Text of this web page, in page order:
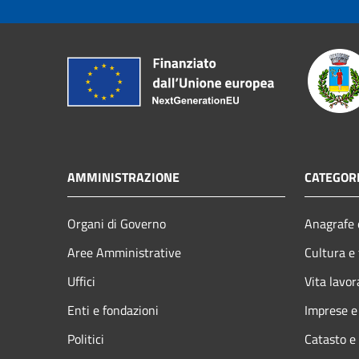
AMMINISTRAZIONE
Organi di Governo
Aree Amministrative
Uffici
Enti e fondazioni
Politici
Cultura
Vita
Imprese
Catasto